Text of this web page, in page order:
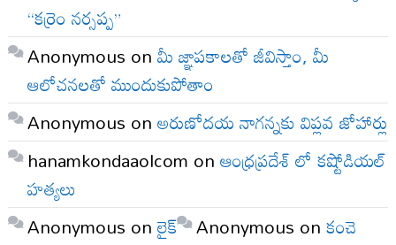
“కర్రెం నర్సప్ప”
Anonymous onమీ జ్ఞాపకాలతో జీవిస్తాం, మీ
ఆలోచనలతో ముందుకుపోతాం
Anonymous onఅరుణోదయ నాగన్నకు విప్లవ జోహార్లు
hanamkondaaolcom onఆంధ్రప్రదేశ్ లో కష్టోడియల్
హత్యలు
Anonymous onలైక్ Anonymous onకంచె